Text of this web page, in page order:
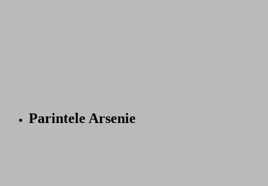
Parintele Arsenie